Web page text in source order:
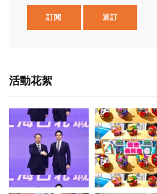
訂閱 退訂
活動花絮